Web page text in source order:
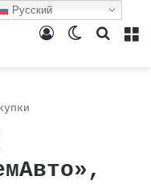
Поиск
Switch
Войти
Русский